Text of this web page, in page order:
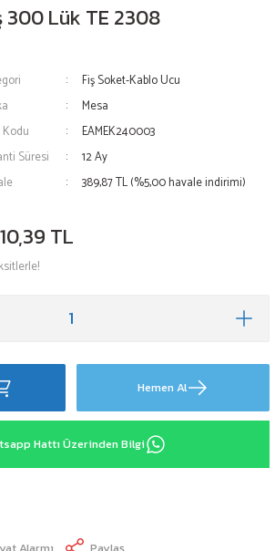
300 Lük TE 2308
Fiş Soket-Kablo Ucu
Mesa
EAMEK240003
Süresi
12 Ay
389,87 TL (%5,00 havale indirimi)
TL
Hemen Al
Hattı Üzerinden Bilgi
Alarmı Paylaş